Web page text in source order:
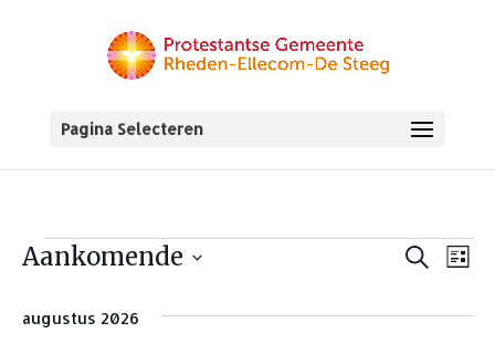
Pagina Selecteren
Evenementen Zoeken
Lijst
Aankomende
een
augustus 2026